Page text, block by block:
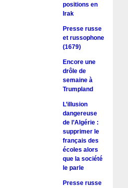
positions en
Irak
Presse russe
et russophone
(1679)
Encore une
drôle de
semaine à
Trumpland
L’illusion
dangereuse
de l’Algérie :
supprimer le
français des
écoles alors
que la société
le parle
Presse russe